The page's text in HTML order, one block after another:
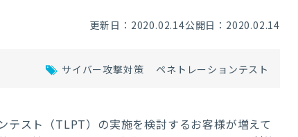
更新日：2020.02.14公開日：2020.02.14
サイバー攻撃対策 ペネトレーションテスト
テスト（TLPT）の実施を検討するお客様が増えて